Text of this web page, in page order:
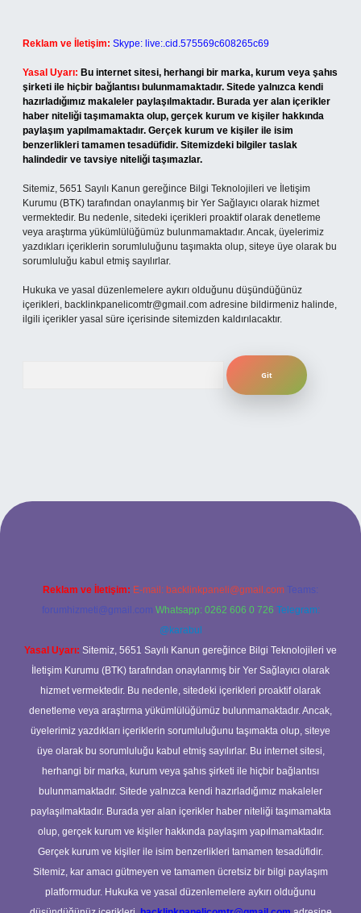
Reklam ve İletişim: Skype: live:.cid.575569c608265c69
Yasal Uyarı: Bu internet sitesi, herhangi bir marka, kurum veya şahıs
şirketi ile hiçbir bağlantısı bulunmamaktadır. Sitede yalnızca kendi
hazırladığımız makaleler paylaşılmaktadır. Burada yer alan içerikler
haber niteliği taşımamakta olup, gerçek kurum ve kişiler hakkında
paylaşım yapılmamaktadır. Gerçek kurum ve kişiler ile isim
benzerlikleri tamamen tesadüfidir. Sitemizdeki bilgiler taslak
halindedir ve tavsiye niteliği taşımazlar.
Sitemiz, 5651 Sayılı Kanun gereğince Bilgi Teknolojileri ve İletişim
Kurumu (BTK) tarafından onaylanmış bir Yer Sağlayıcı olarak hizmet
vermektedir. Bu nedenle, sitedeki içerikleri proaktif olarak denetleme
veya araştırma yükümlülüğümüz bulunmamaktadır. Ancak, üyelerimiz
yazdıkları içeriklerin sorumluluğunu taşımakta olup, siteye üye olarak bu
sorumluluğu kabul etmiş sayılırlar.
Hukuka ve yasal düzenlemelere aykırı olduğunu düşündüğünüz
içerikleri, backlinkpanelicomtr@gmail.com adresine bildirmeniz halinde,
ilgili içerikler yasal süre içerisinde sitemizden kaldırılacaktır.
Reklam ve İletişim: E-mail: backlinkpaneli@gmail.com Teams:
forumhizmeti@gmail.com Whatsapp: 0262 606 0 726 Telegram:
@karabul
Yasal Uyarı: Sitemiz, 5651 Sayılı Kanun gereğince Bilgi Teknolojileri ve
İletişim Kurumu (BTK) tarafından onaylanmış bir Yer Sağlayıcı olarak
hizmet vermektedir. Bu nedenle, sitedeki içerikleri proaktif olarak
denetleme veya araştırma yükümlülüğümüz bulunmamaktadır. Ancak,
üyelerimiz yazdıkları içeriklerin sorumluluğunu taşımakta olup, siteye
üye olarak bu sorumluluğu kabul etmiş sayılırlar. Bu internet sitesi,
herhangi bir marka, kurum veya şahıs şirketi ile hiçbir bağlantısı
bulunmamaktadır. Sitede yalnızca kendi hazırladığımız makaleler
paylaşılmaktadır. Burada yer alan içerikler haber niteliği taşımamakta
olup, gerçek kurum ve kişiler hakkında paylaşım yapılmamaktadır.
Gerçek kurum ve kişiler ile isim benzerlikleri tamamen tesadüfidir.
Sitemiz, kar amacı gütmeyen ve tamamen ücretsiz bir bilgi paylaşım
platformudur. Hukuka ve yasal düzenlemelere aykırı olduğunu